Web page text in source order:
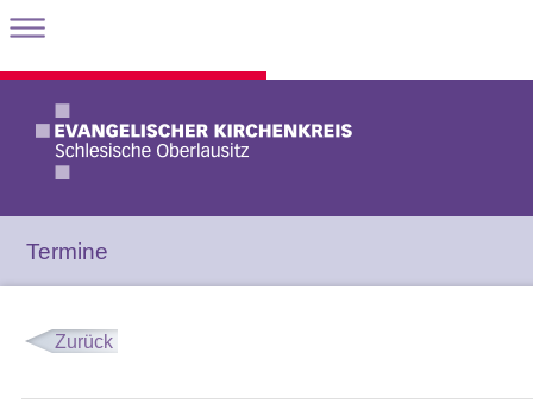
Termine
Zurück